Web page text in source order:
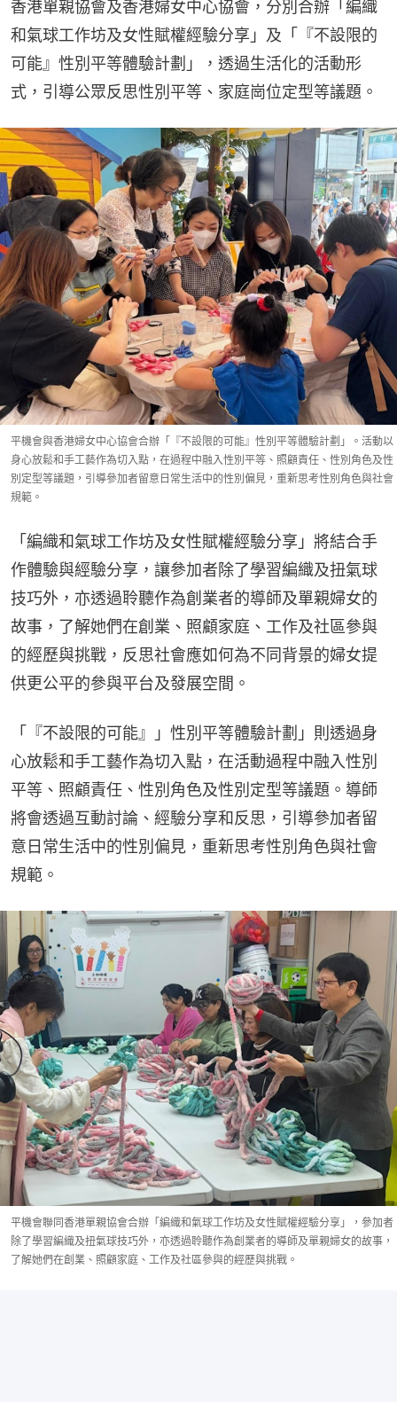
香港單親協會及香港婦女中心協會，分別合辦「編織
和氣球工作坊及女性賦權經驗分享」及「『不設限的
可能』性別平等體驗計劃」，透過生活化的活動形
式，引導公眾反思性別平等、家庭崗位定型等議題。
平機會與香港婦女中心協會合辦「『不設限的可能』性別平等體驗計劃」。活動以
身心放鬆和手工藝作為切入點，在過程中融入性別平等、照顧責任、性別角色及性
別定型等議題，引導參加者留意日常生活中的性別偏見，重新思考性別角色與社會
規範。
「編織和氣球工作坊及女性賦權經驗分享」將結合手
作體驗與經驗分享，讓參加者除了學習編織及扭氣球
技巧外，亦透過聆聽作為創業者的導師及單親婦女的
故事，了解她們在創業、照顧家庭、工作及社區參與
的經歷與挑戰，反思社會應如何為不同背景的婦女提
供更公平的參與平台及發展空間。
「『不設限的可能』」性別平等體驗計劃」則透過身
心放鬆和手工藝作為切入點，在活動過程中融入性別
平等、照顧責任、性別角色及性別定型等議題。導師
將會透過互動討論、經驗分享和反思，引導參加者留
意日常生活中的性別偏見，重新思考性別角色與社會
規範。
平機會聯同香港單親協會合辦「編織和氣球工作坊及女性賦權經驗分享」，參加者
除了學習編織及扭氣球技巧外，亦透過聆聽作為創業者的導師及單親婦女的故事，
了解她們在創業、照顧家庭、工作及社區參與的經歷與挑戰。